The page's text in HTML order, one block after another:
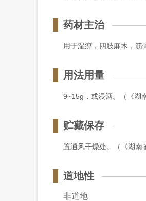
药材主治
用于湿痹，四肢麻木，筋
用法用量
9~15g，或浸酒。（《湖
贮藏保存
置通风干燥处。（《湖南
道地性
非道地